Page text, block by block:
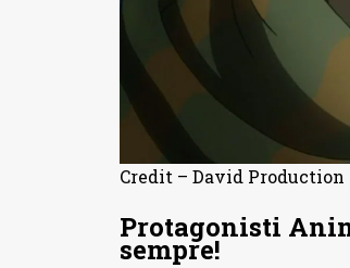
Credit – David Production
Protagonisti
sempre!